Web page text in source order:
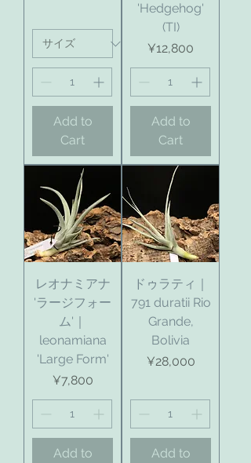
Add to
Cart
'Hedgehog'
(TI)
Price
¥12,800
Add to
Cart
レオナミアナ
'ラージフォー
ム'｜
leonamiana
'Large Form'
Price
¥7,800
Add to
ドゥラティ｜
791 duratii Rio
Grande,
Bolivia
Price
¥28,000
Add to